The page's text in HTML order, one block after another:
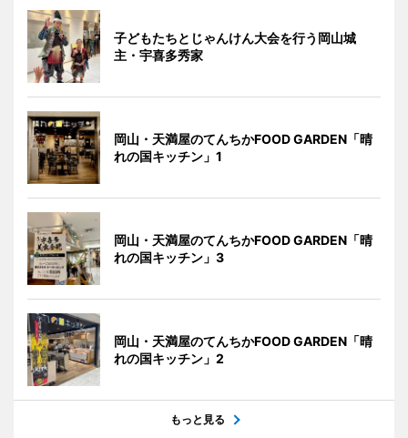
子どもたちとじゃんけん大会を行う岡山城
主・宇喜多秀家
岡山・天満屋のてんちかFOOD GARDEN「晴
れの国キッチン」1
岡山・天満屋のてんちかFOOD GARDEN「晴
れの国キッチン」3
岡山・天満屋のてんちかFOOD GARDEN「晴
れの国キッチン」2
もっと見る